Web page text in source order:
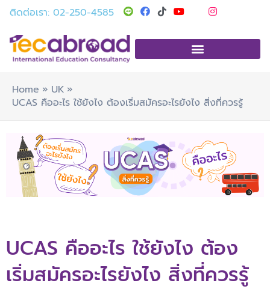
Skip
content
ติดต่อเรา: 02-250-4585 T
i
t
k
Y
o
t
b
I
n
t
g
Home
UK
UCAS คืออะไร ใช้ยังไง ต้องเริ่มสมัครอะไรยังไง สิ่งที่ควรรู้
UCAS คืออะไร ใช้ยังไง ต้อง
เริ่มสมัครอะไรยังไง สิ่งที่ควรรู้